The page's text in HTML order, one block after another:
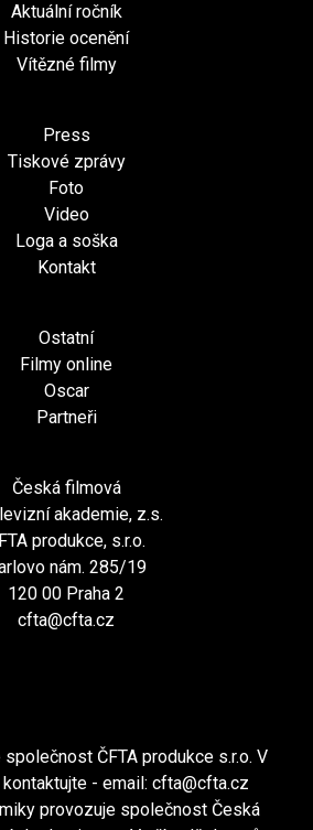
Aktuální ročník
Historie ocenění
Vítězné filmy
Press
Tiskové zprávy
Foto
Video
Loga a soška
Kontakt
Ostatní
Filmy online
Oscar
Partneři
Česká filmová
akademie, z.s.
produkce, s.r.o.
nám. 285/19
120 00 Praha 2
cfta@cfta.cz
ČFTA produkce s.r.o. V
- email: cfta@cfta.cz
provozuje společnost Česká